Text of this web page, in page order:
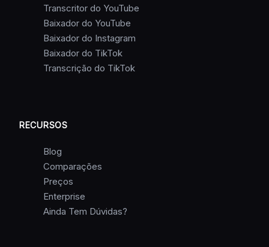
Transcritor do YouTube
Baixador do YouTube
Baixador do Instagram
Baixador do TikTok
Transcrição do TikTok
RECURSOS
Blog
Comparações
Preços
Enterprise
Ainda Tem Dúvidas?